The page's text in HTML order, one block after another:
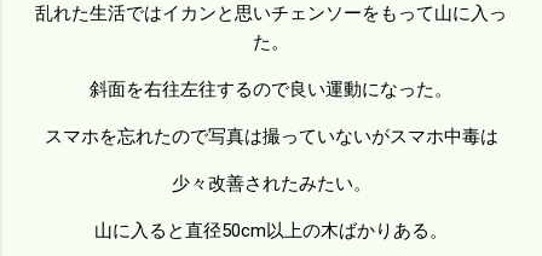
乱れた生活ではイカンと思いチェンソーをもって山に入っ
た。
斜面を右往左往するので良い運動になった。
スマホを忘れたので写真は撮っていないがスマホ中毒は
少々改善されたみたい。
山に入ると直径50cm以上の木ばかりある。